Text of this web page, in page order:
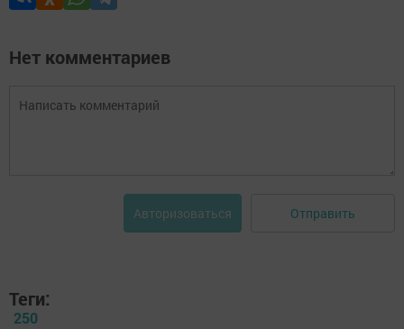
Нет комментариев
Авторизоваться Отправить
Теги:
250